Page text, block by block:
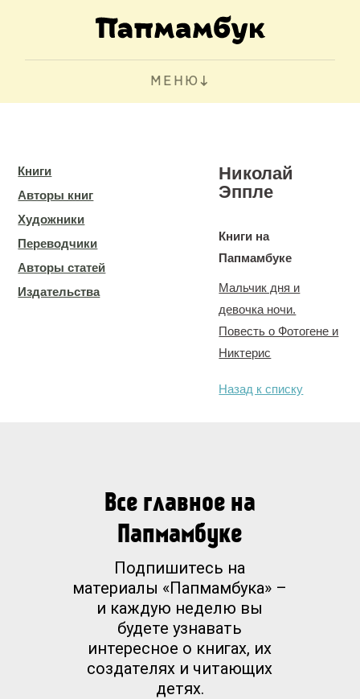
МЕНЮ
Книги
Авторы книг
Художники
Переводчики
Авторы статей
Издательства
Николай
Эппле
Книги на
Папмамбуке
Мальчик дня и
девочка ночи.
Повесть о Фотогене и
Никтерис
Назад к списку
Все главное на
Папмамбуке
Подпишитесь на
материалы «Папмамбука» –
и каждую неделю вы
будете узнавать
интересное о книгах, их
создателях и читающих
детях.